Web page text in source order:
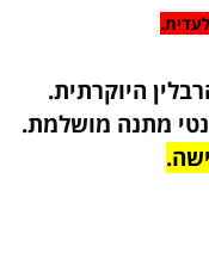
היוקרתית.
מתנה מושלמת.